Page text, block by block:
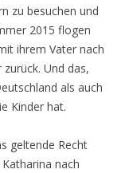
zu besuchen und
2015 flogen
ihrem Vater nach
Und das,
als auch
Kinder hat.
geltende Recht
nach